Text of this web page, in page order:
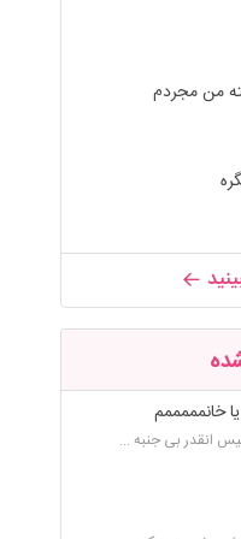
من مجردم
خانمممممم
انقدر بی جنبه ...